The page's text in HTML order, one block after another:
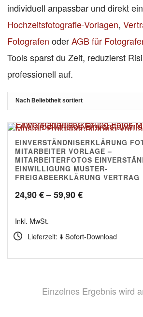
individuell anpassbar und direkt
Hochzeitsfotografie-Vorlagen,
Fotografen oderAGB für
Tools sparst du Zeit, reduzierst
professionell auf.
5.00
EINVERSTÄNDNISERKLÄRUNG
MITARBEITER VORLAGE –
MITARBEITERFOTOS
EINWILLIGUNG MUSTER-
FREIGABEERKLÄRUNG VERTRAG
24,90€–59,90€Preisspanne:
59,90 €
Inkl. MwSt.
Lieferzeit: ⬇️ Sofort-Download
Einzelnes Ergebnis wird